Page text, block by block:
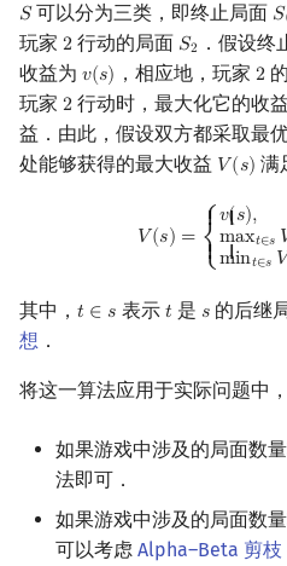
OJ 工具
LaTeX 入门
Git
构造
Alpha–Beta 剪枝
优化
计数 DP
动态 DP
概率 DP
其它 DP 方法
后缀数组 (SA)
后缀自动机 (SAM)
后缀平衡树
广义后缀自动机
Manacher
回文树
序列自动机
最小表示法
线性同余方程
中国剩余定理
升幂引理
同余方程
二次剩余
阶 & 原根
离散对数
多项式平移|连续点值平移
符号化方法
Lagrange 反演
形式幂级数复合|复合逆
指数生成函数
Eulerian Number
分拆数
范德蒙德卷积
对角化
Jordan标准型
ST 表
树状数组
线段树
跳表
可持久化数据结构
树套树
K-D Tree
斯坦纳树
拆点
连通性相关
2-SAT
欧拉图
哈密顿图
二分图
平面最近点对
随机增量法
反演变换
约瑟夫问题
表达式求值
在一台机器上规划任务
15-puzzle
Kahan 求和
珂朵莉树/颜色段均摊
空间优化简介
𝑆
S可以分为三类，即终止局面 𝑆
S
玩家 2
2 行动的局面 𝑆2
S2 ．假设终
收益为 𝑣(𝑠)
v(s) ，相应地，玩家 2
2
玩家 2
2 行动时，最大化它的收
益．由此，假设双方都采取最
处能够获得的最大收益 𝑉(𝑠)
V(s) 满
𝑉(𝑠) =
⎧
{ {
⎨{ {
⎩
𝑣(𝑠),
max𝑡∈𝑠
min𝑡∈𝑠 𝑉
maxt∈sV
其中， 𝑡 ∈ 𝑠
t ∈s 表示 𝑡
t 是 𝑠
s 的后继
想 ．
将这一算法应用于实际问题中
如果游戏中涉及的局面数
法即可．
如果游戏中涉及的局面数
可以考虑 Alpha–Beta 剪枝